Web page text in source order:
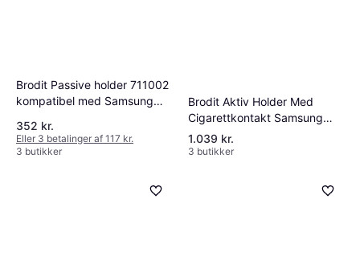
Brodit Passive holder 711002
kompatibel med Samsung
352 kr.
Eller 3 betalinger af 117 kr.
3 butikker
Brodit Aktiv Holder Med
Cigarettkontakt Samsung
Galaxy Tab Active 5 Pro
1.039 kr.
3 butikker